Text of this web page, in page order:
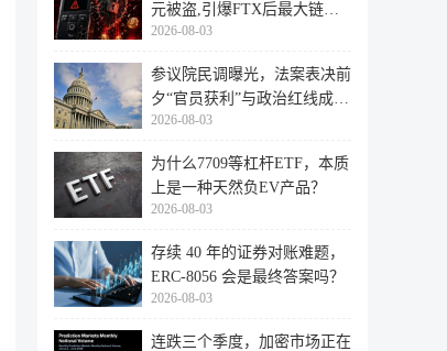
元被盗,引爆FTX后最大链上
迁移潮
2026-08-03
参议院民调曝光，法案表决前
夕“官员获利”与政治红线成最
大
2026-08-03
为什么7709等杠杆ETF，本质
上是一种天然负EV产品？
2026-08-03
存续 40 年的证券对账难题，
ERC-8056 会是最终答案吗？
2026-08-03
连跌三个季度，加密市场正在